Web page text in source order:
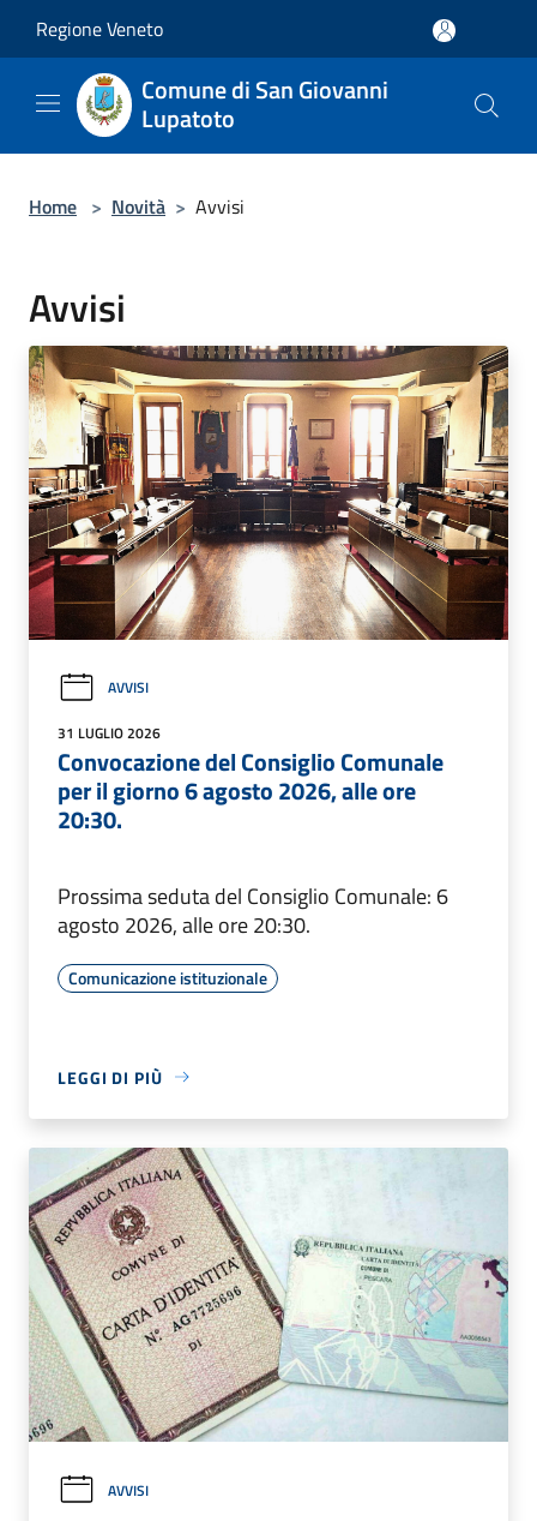
Regione Veneto
Comune di San Giovanni
Lupatoto
Home > Novità > Avvisi
Avvisi
AVVISI
31 LUGLIO 2026
Convocazione del Consiglio Comunale
per il giorno 6 agosto 2026, alle ore
20:30.
Prossima seduta del Consiglio Comunale: 6
agosto 2026, alle ore 20:30.
Comunicazione istituzionale
LEGGI DI PIÙ
AVVISI